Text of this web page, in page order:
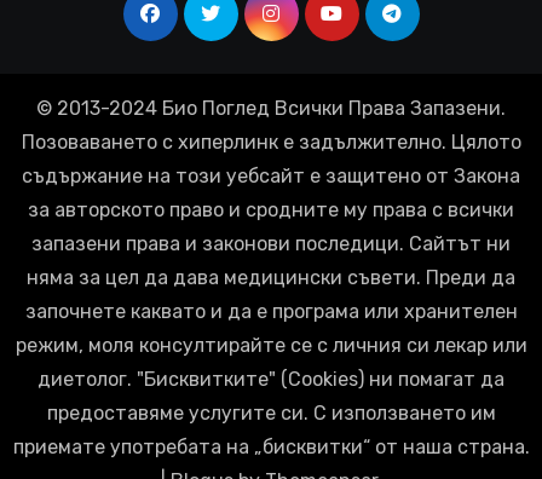
© 2013-2024 Био Поглед Всички Права Запазени.
Позоваването с хиперлинк е задължително. Цялото
съдържание на този уебсайт е защитено от Закона
за авторското право и сродните му права с всички
запазени права и законови последици. Сайтът ни
няма за цел да дава медицински съвети. Преди да
започнете каквато и да е програма или хранителен
режим, моля консултирайте се с личния си лекар или
диетолог. "Бисквитките" (Cookies) ни помагат да
предоставяме услугите си. С използването им
приемате употребата на „бисквитки“ от наша страна.